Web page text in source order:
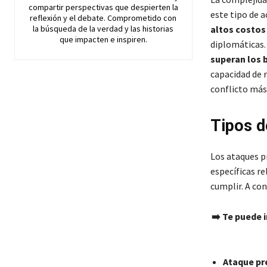
compartir perspectivas que despierten la
reflexión y el debate. Comprometido con
la búsqueda de la verdad y las historias
que impacten e inspiren.
este tipo de
altos
superan los
capacidad de
conflicto
Tipos
Los ataques
específicas
cumplir. A
➡️ Te puede
Ataque